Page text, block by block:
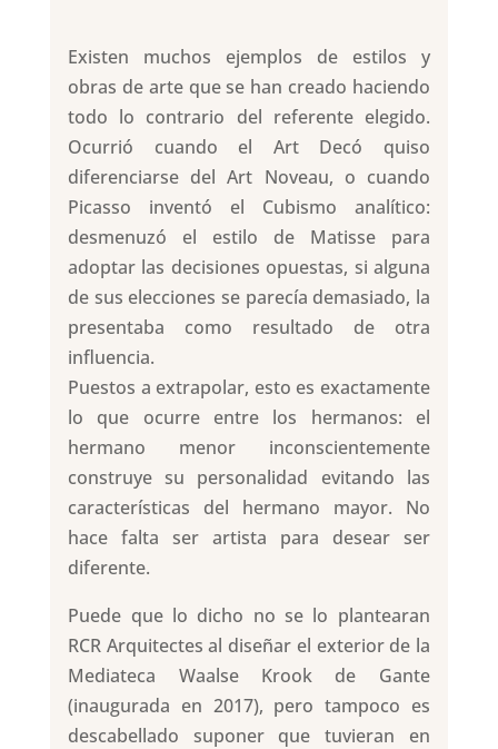
Existen muchos ejemplos de estilos y
obras de arte que se han creado haciendo
todo lo contrario del referente elegido.
Ocurrió cuando el Art Decó quiso
diferenciarse del Art Noveau, o cuando
Picasso inventó el Cubismo analítico:
desmenuzó el estilo de Matisse para
adoptar las decisiones opuestas, si alguna
de sus elecciones se parecía demasiado, la
presentaba como resultado de otra
influencia.
Puestos a extrapolar, esto es exactamente
lo que ocurre entre los hermanos: el
hermano menor inconscientemente
construye su personalidad evitando las
características del hermano mayor. No
hace falta ser artista para desear ser
diferente.
Puede que lo dicho no se lo plantearan
RCR Arquitectes al diseñar el exterior de la
Mediateca Waalse Krook de Gante
(inaugurada en 2017), pero tampoco es
descabellado suponer que tuvieran en